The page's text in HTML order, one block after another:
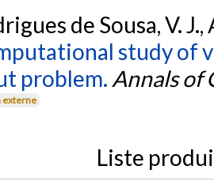
de Sousa, V.
study of
problem. Annals of
externe
Liste